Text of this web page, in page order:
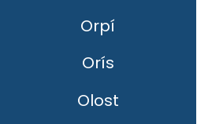
Orpí
Orís
Olost